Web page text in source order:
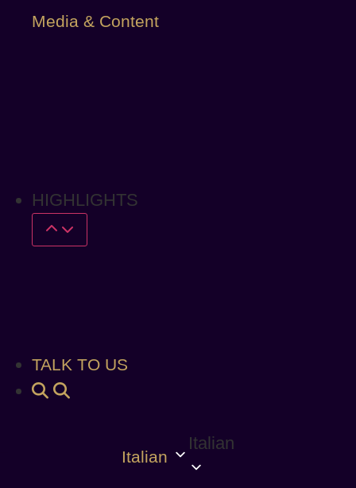
Media & Content
HIGHLIGHTS
TALK TO US
Italian
Italian